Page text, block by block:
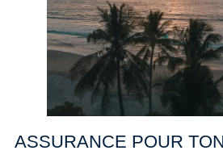
ASSURANCE POUR